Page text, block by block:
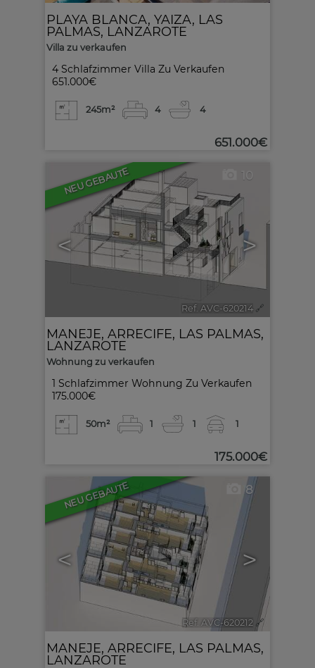
4 Schlafzimmer Villa Zu Verkaufen
651.000€
PLAYA BLANCA, YAIZA, LAS
PALMAS, LANZAROTE
Villa zu verkaufen
245m² 4 4
651.000€
NEU GEBAUTE
< >
10
Ref. AVC-620214 🔗
1 Schlafzimmer Wohnung Zu Verkaufen
175.000€
MANEJE, ARRECIFE, LAS PALMAS,
LANZAROTE
Wohnung zu verkaufen
50m² 1 1 1
175.000€
NEU GEBAUTE
< >
8
Ref. AVC-620212 🔗
MANEJE, ARRECIFE, LAS PALMAS,
LANZAROTE